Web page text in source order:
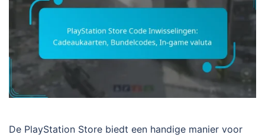
De PlayStation Store biedt een handige manier voor